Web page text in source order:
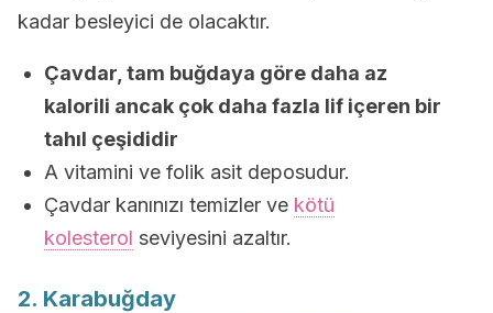
kadar besleyici de olacaktır.
Çavdar, tam buğdaya göre daha az
kalorili ancak çok daha fazla lif içeren bir
tahıl çeşididir
A vitamini ve folik asit deposudur.
Çavdar kanınızı temizler ve kötü
kolesterol seviyesini azaltır.
2. Karabuğday